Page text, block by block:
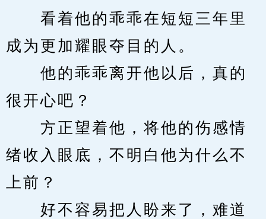
看着他的乖乖在短短三年里
成为更加耀眼夺目的人。
他的乖乖离开他以后，真的
很开心吧？
方正望着他，将他的伤感情
绪收入眼底，不明白他为什么不
上前？
好不容易把人盼来了，难道